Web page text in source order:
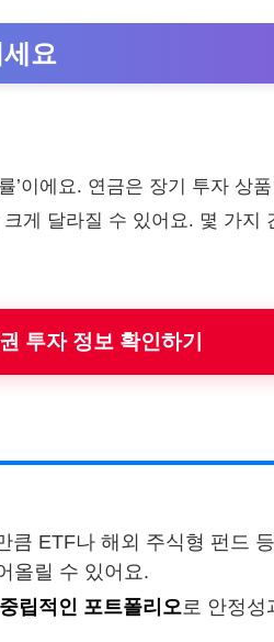
요
’이에요. 연금은 장기 투자 상
게 달라질 수 있어요. 몇 가지
투자 정보 확인하기
큼 ETF나 해외 주식형 펀드 등
올릴 수 있어요.
중립적인 포트폴리오로 안정성